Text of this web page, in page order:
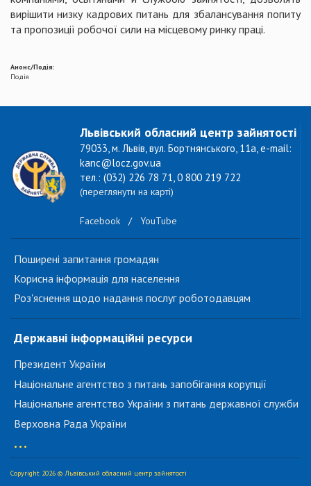
вирішити низку кадрових питань для збалансування попиту
та пропозиції робочої сили на місцевому ринку праці.
Анонс/Подія:
Подія
Львівський обласний центр зайнятості
79033, м. Львів, вул. Бортнянського, 11а, e-mail:
kanc@locz.gov.ua
тел.: (032) 226 78 71, 0 800 219 722
(переглянути на карті)
Facebook / YouTube
Поширені запитання громадян
Корисна інформація для населення
Роз'яснення щодо надання послуг роботодавцям
Державні інформаційні ресурси
Президент України
Національне агентство з питань запобігання корупції
Національне агентство України з питань державної служби
Верховна Рада України
...
Copyright 2026 © Львівський обласний центр зайнятості